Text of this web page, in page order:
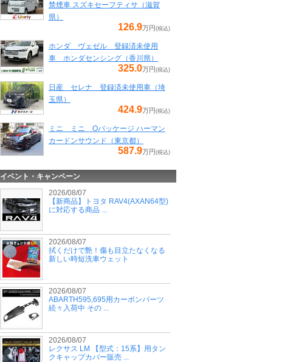
禁煙車 スズキセーフティサ（滋賀
県）
126.9万円(税込)
ホンダ ヴェゼル 登録済未使用
車 ホンダセンシング（香川県）
325.0万円(税込)
日産 セレナ 登録済未使用車（埼
玉県）
424.9万円(税込)
ミニ ミニ Oパッケージ ハーマン
カードンサウンド（東京都）
587.9万円(税込)
イベント・キャンペーン
2026/08/07
【新商品】トヨタ RAV4(AXAN64型)
に対応する商品 ...
2026/08/07
拭くだけで艶！傷も目立たなくなる
新しい時短洗車ウェット
2026/08/07
ABARTH595,695用カーボンパーツ
続々入荷中 その ...
2026/08/07
レクサス LM 【型式：15系】用タン
クキャップカバー販売 ...